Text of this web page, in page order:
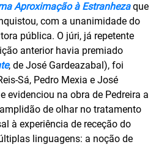
Aproximação à Estranhezaque
com a unanimidade do
pública. O júri, já repetente
anterior havia premiado
, de José Gardeazabal), foi
Sá, Pedro Mexia e José
evidenciou na obra de Pedreira a
de olhar no tratamento
à experiência de receção do
linguagens: a noção de